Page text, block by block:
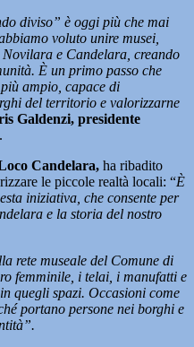
diviso” è oggi più che mai
voluto unire musei,
e Candelara, creando
È un primo passo che
ampio, capace di
del territorio e valorizzarne
Galdenzi, presidente
Candelara, ha ribadito
le piccole realtà locali: “È
iniziativa, che consente per
e la storia del nostro
rete museale del Comune di
femminile, i telai, i manufatti e
quegli spazi. Occasioni come
portano persone nei borghi e